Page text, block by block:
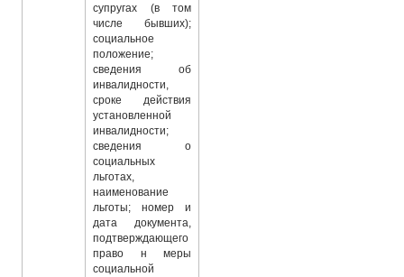
супругах (в том
числе бывших);
социальное
положение;
сведения об
инвалидности,
сроке действия
установленной
инвалидности;
сведения о
социальных
льготах,
наименование
льготы; номер и
дата документа,
подтверждающего
право н меры
социальной